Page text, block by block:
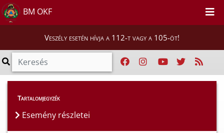
BM OKF
Veszély esetén hívja a 112-t vagy a 105-öt!
Esemény részletei
Tartalomjegyzék
Esemény részletei